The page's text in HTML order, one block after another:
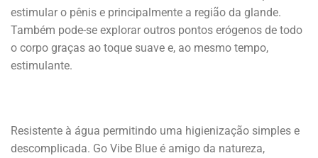
estimular o pênis e principalmente a região da glande.
Também pode-se explorar outros pontos erógenos de todo
o corpo graças ao toque suave e, ao mesmo tempo,
estimulante.
Resistente à água permitindo uma higienização simples e
descomplicada. Go Vibe Blue é amigo da natureza,